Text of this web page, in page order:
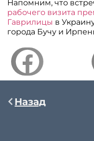
Напомним, что
рабочего визита
Гаврилицы в
города Бучу и
Назад